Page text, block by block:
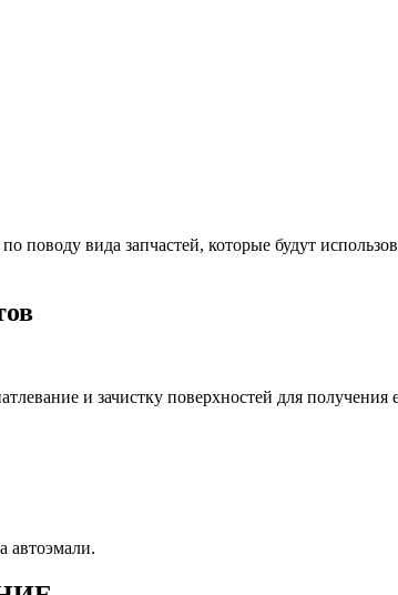
поводу вида запчастей, которые будут
и зачистку поверхностей для получения
автоэмали.